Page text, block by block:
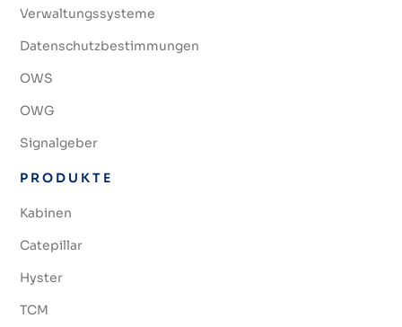
Verwaltungssysteme
Datenschutzbestimmungen
OWS
OWG
Signalgeber
PRODUKTE
Kabinen
Catepillar
Hyster
TCM